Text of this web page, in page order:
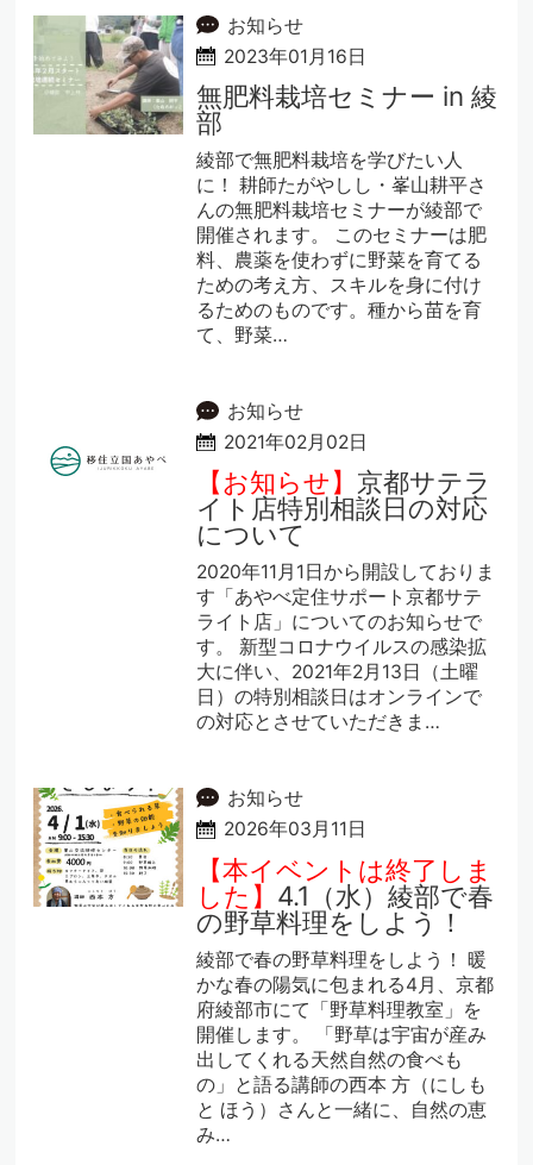
お知らせ
2023年01月16日
無肥料栽培セミナー in 綾
部
綾部で無肥料栽培を学びたい人
に！ 耕師たがやしし・峯山耕平さ
んの無肥料栽培セミナーが綾部で
開催されます。 このセミナーは肥
料、農薬を使わずに野菜を育てる
ための考え方、スキルを身に付け
るためのものです。種から苗を育
て、野菜…
お知らせ
2021年02月02日
【お知らせ】 京都サテラ
イト店特別相談日の対応
について
2020年11月1日から開設しておりま
す「あやべ定住サポート京都サテ
ライト店」についてのお知らせで
す。 新型コロナウイルスの感染拡
大に伴い、2021年2月13日（土曜
日）の特別相談日はオンラインで
の対応とさせていただきま…
お知らせ
2026年03月11日
【本イベントは終了しま
した】 4.1（水）綾部で春
の野草料理をしよう！
綾部で春の野草料理をしよう！ 暖
かな春の陽気に包まれる4月、京都
府綾部市にて「野草料理教室」を
開催します。 「野草は宇宙が産み
出してくれる天然自然の食べも
の」と語る講師の西本 方（にしも
と ほう）さんと一緒に、自然の恵
み…